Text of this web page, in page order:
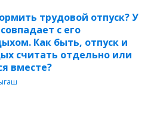
трудовой отпуск? У
с его
Как быть, отпуск и
считать отдельно или
вместе?